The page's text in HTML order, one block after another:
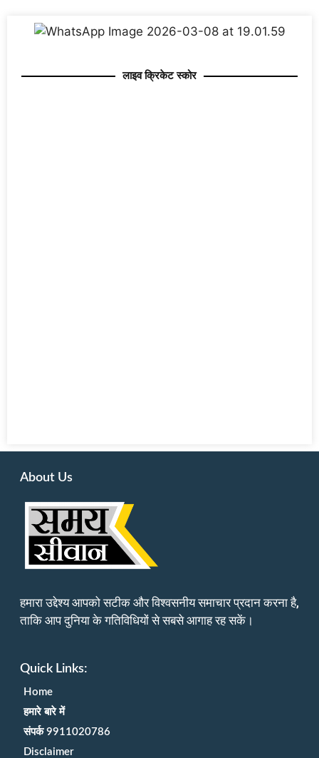
लाइव क्रिकेट स्कोर
About Us
हमारा उद्देश्य आपको सटीक और विश्वसनीय समाचार प्रदान करना है,
ताकि आप दुनिया के गतिविधियों से सबसे आगाह रह सकें।
Quick Links:
Home
हमारे बारे में
संपर्क 9911020786
Disclaimer